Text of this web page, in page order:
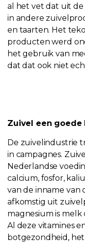
al het vet dat uit de
in andere
en taarten. Het
producten werd
het gebruik van
dat dat ook niet
Zuivel een goede
De zuivelindustrie
in campagnes.
Nederlandse
calcium, fosfor,
van de inname van
afkomstig uit
magnesium is
Al deze vitamines
botgezondheid,